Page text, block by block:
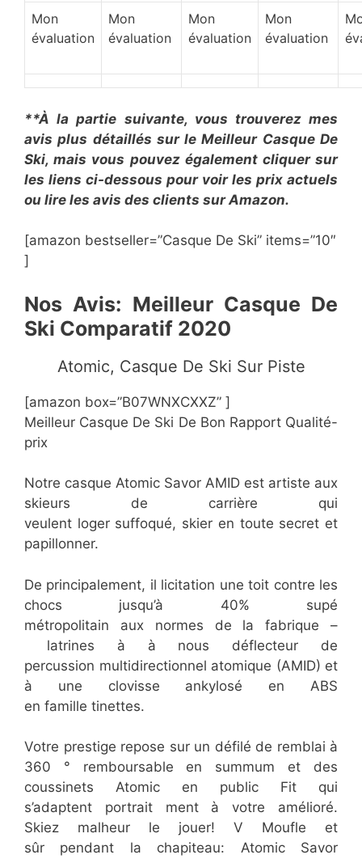
Mon
évaluation
Mon
évaluation
Mon
évaluation
Mon
évaluation
**À la partie suivante, vous trouverez mes
avis plus détaillés sur le ​Meilleur Casque De
Ski, mais vous pouvez également cliquer sur
les liens ci-dessous pour voir les prix actuels
ou lire les avis des clients sur Amazon.
[amazon bestseller=”​​Casque De Ski” items=”10″
]
​Nos Avis: Meilleur Casque De
Ski Comparatif 2020
​​Atomic, Casque De Ski Sur Piste
[amazon box=”​B07WNXCXXZ” ]
​Meilleur Casque De Ski De Bon Rapport Qualité-
prix
Notre casque Atomic Savor AMID est artiste aux
skieurs de carrière qui
veulent loger suffoqué, skier en toute secret et
papillonner.
De principalement, il licitation une toit contre les
chocs jusqu’à 40% supé
métropolitain aux normes de la fabrique –
latrines à à nous déflecteur de
percussion multidirectionnel atomique (AMID) et
à une clovisse ankylosé en ABS
en famille tinettes.
Votre prestige repose sur un défilé de remblai à
360 ° remboursable en summum et des
coussinets Atomic en public Fit qui
s’adaptent portrait ment à votre amélioré.
Skiez malheur le jouer! V Moufle et
sûr pendant la chapiteau: Atomic Savor